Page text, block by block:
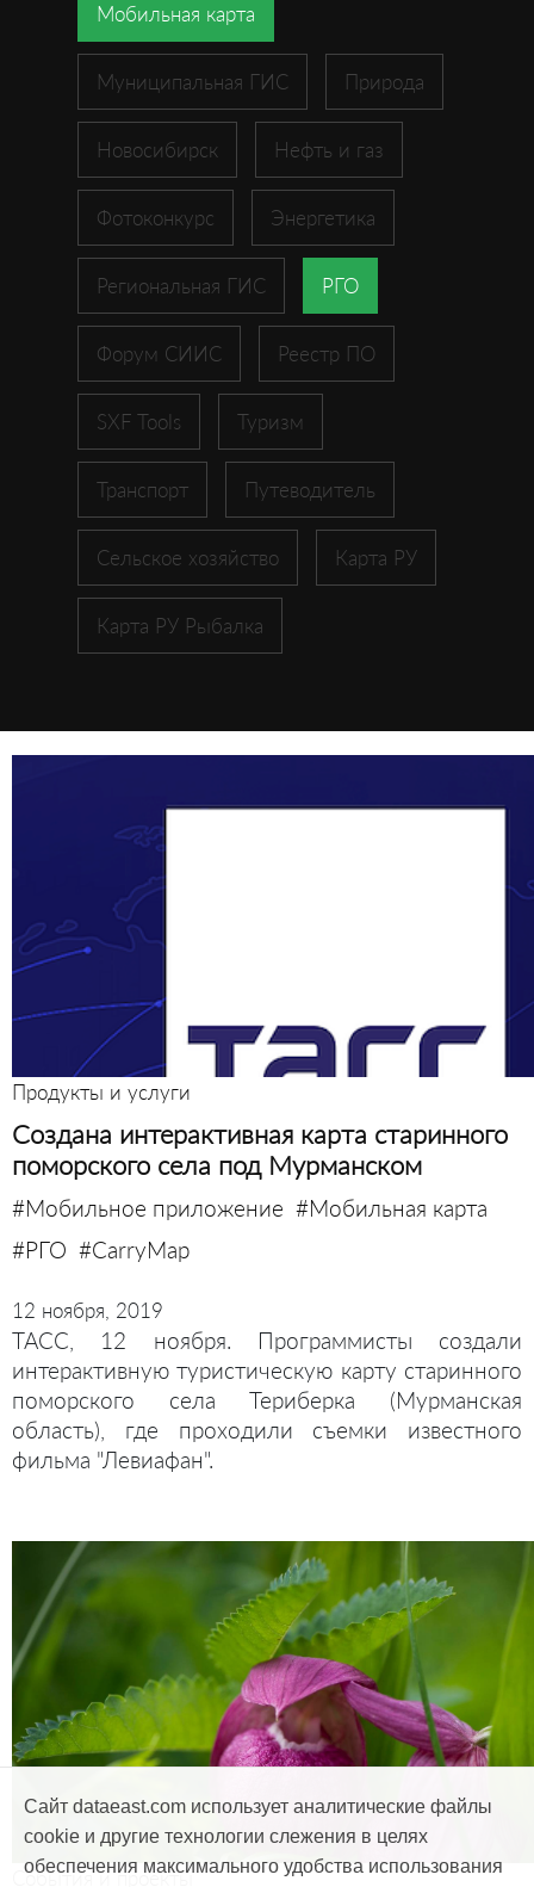
Мобильная карта
Муниципальная ГИС Природа
Новосибирск Нефть и газ
Фотоконкурс Энергетика
Региональная ГИС РГО
Форум СИИС Реестр ПО
SXF Tools Туризм
Транспорт Путеводитель
Сельское хозяйство Карта РУ
Карта РУ Рыбалка
Продукты и услуги
Создана интерактивная карта старинного
поморского села под Мурманском
#Мобильное приложение #Мобильная карта
#РГО #CarryMap
12 ноября, 2019
ТАСС, 12 ноября. Программисты создали
интерактивную туристическую карту старинного
поморского села Териберка (Мурманская
область), где проходили съемки известного
фильма "Левиафан".
События и проекты
Сайт dataeast.com использует аналитические файлы
cookie и другие технологии слежения в целях
обеспечения максимального удобства использования